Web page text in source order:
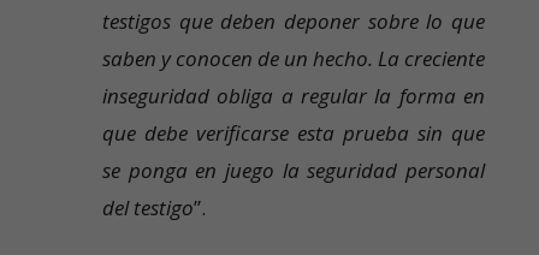
testigos que deben deponer sobre lo que
saben y conocen de un hecho. La creciente
inseguridad obliga a regular la forma en
que debe verificarse esta prueba sin que
se ponga en juego la seguridad personal
del testigo”.